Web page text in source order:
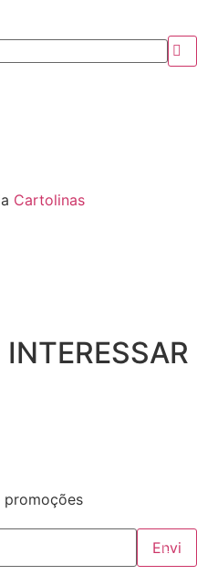
Cartolinas
promoções